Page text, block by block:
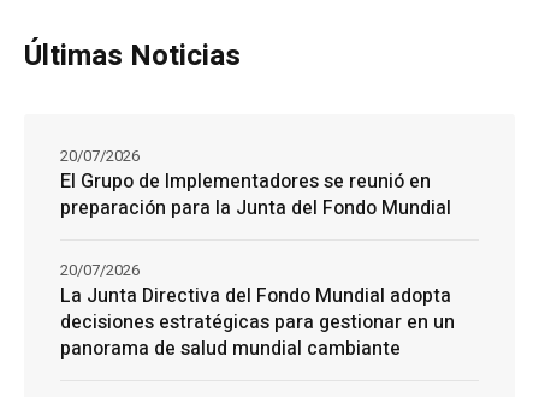
Últimas Noticias
El Grupo de Implementadores se reunió en
preparación para la Junta del Fondo Mundial
20/07/2026
La Junta Directiva del Fondo Mundial adopta
decisiones estratégicas para gestionar en un
panorama de salud mundial cambiante
20/07/2026